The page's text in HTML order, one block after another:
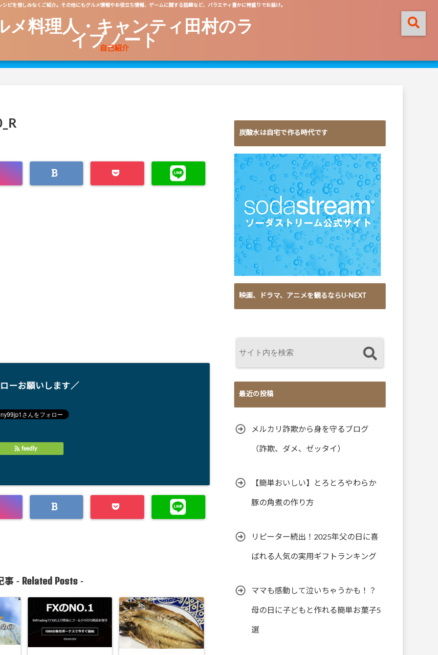
ピを惜しみなくご紹介。その他にもグルメ情報やお役立ち情報、ゲームに関する話題など、バラエティ豊かに特盛りでお届け。
メ料理人・キャンティ田村のラ
イブノート
自己紹介
ーお願いします／
feedly
事 - Related Posts-
炭酸水は自宅で作る時代です
映画、ドラマ、アニメを観るならU-NEXT
最近の投稿
メルカリ詐欺から身を守るブログ
（詐欺、ダメ、ゼッタイ）
【簡単おいしい】とろとろやわらか
豚の角煮の作り方
リピーター続出！2025年父の日に喜
ばれる人気の実用ギフトランキング
ママも感動して泣いちゃうかも！？
母の日に子どもと作れる簡単お菓子5
選